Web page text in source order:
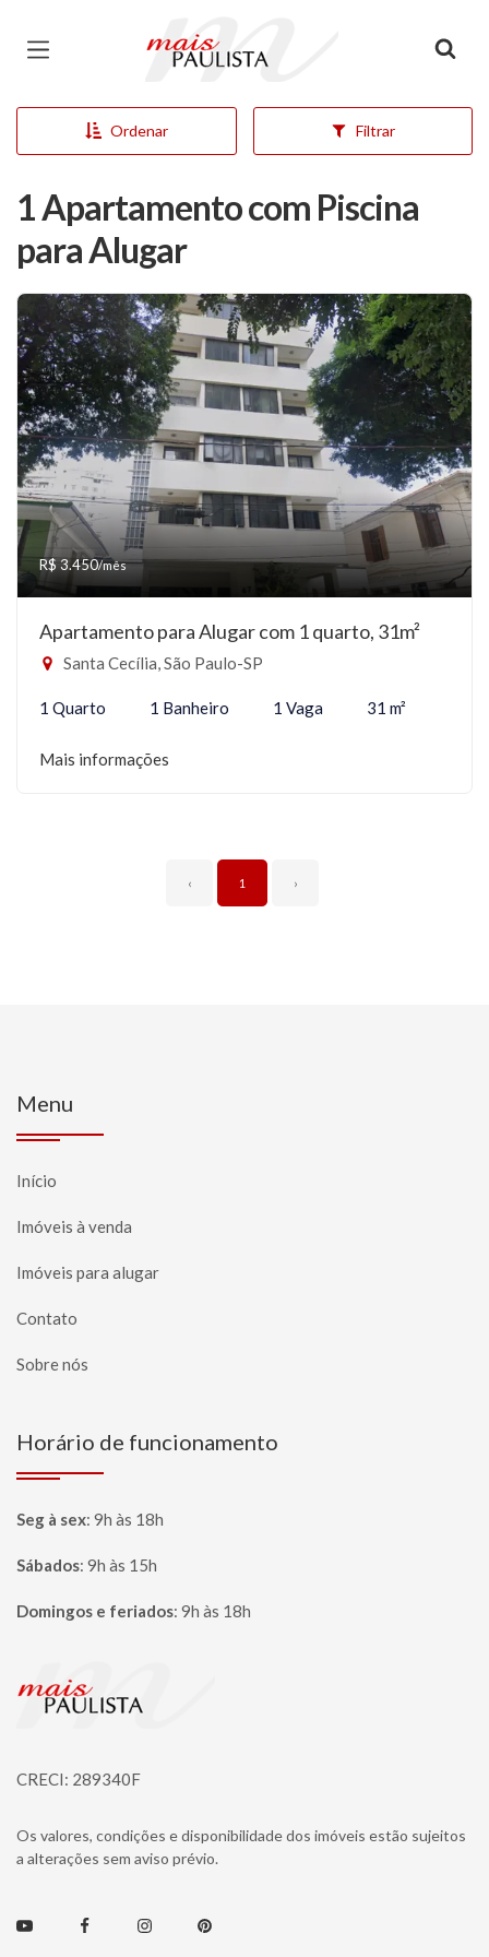
Página inicial
Ordenar Filtrar
1 Apartamento com Piscina
para Alugar
R$ 3.450/mês
Apartamento para Alugar com 1 quarto, 31m²
Santa Cecília, São Paulo-SP
1 Quarto 1 Banheiro 1 Vaga 31 m²
Mais informações
‹ 1 ›
Menu
Início
Imóveis à venda
Imóveis para alugar
Contato
Sobre nós
Horário de funcionamento
Seg à sex: 9h às 18h
Sábados: 9h às 15h
Domingos e feriados: 9h às 18h
Página inicial
CRECI: 289340F
Os valores, condições e disponibilidade dos imóveis estão sujeitos
a alterações sem aviso prévio.
Youtube FacebookInstagramPinterest